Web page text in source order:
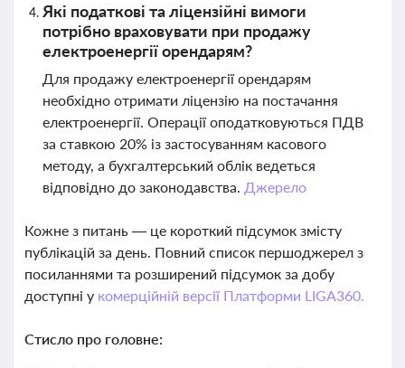
Які податкові та ліцензійні вимоги
потрібно враховувати при продажу
електроенергії орендарям?
Для продажу електроенергії орендарям
необхідно отримати ліцензію на постачання
електроенергії. Операції оподатковуються ПДВ
за ставкою 20% із застосуванням касового
методу, а бухгалтерський облік ведеться
відповідно до законодавства. Джерело
Кожне з питань — це короткий підсумок змісту
публікацій за день. Повний список першоджерел з
посиланнями та розширений підсумок за добу
доступні у комерційній версії Платформи LIGA360.
Стисло про головне: